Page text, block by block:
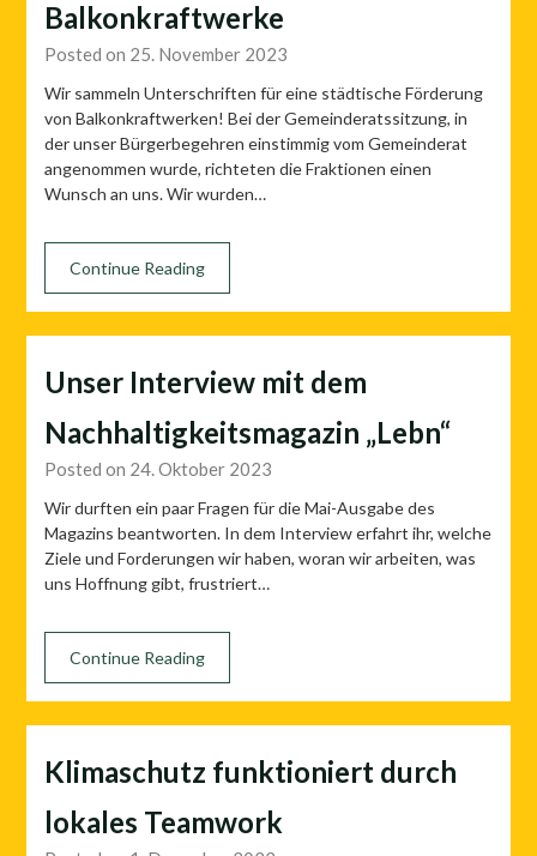
Balkonkraftwerke
Posted on 25. November 2023
Wir sammeln Unterschriften für eine städtische Förderung
von Balkonkraftwerken! Bei der Gemeinderatssitzung, in
der unser Bürgerbegehren einstimmig vom Gemeinderat
angenommen wurde, richteten die Fraktionen einen
Wunsch an uns. Wir wurden…
Continue Reading
Unser Interview mit dem
Nachhaltigkeitsmagazin „Lebn“
Posted on 24. Oktober 2023
Wir durften ein paar Fragen für die Mai-Ausgabe des
Magazins beantworten. In dem Interview erfahrt ihr, welche
Ziele und Forderungen wir haben, woran wir arbeiten, was
uns Hoffnung gibt, frustriert…
Continue Reading
Klimaschutz funktioniert durch
lokales Teamwork